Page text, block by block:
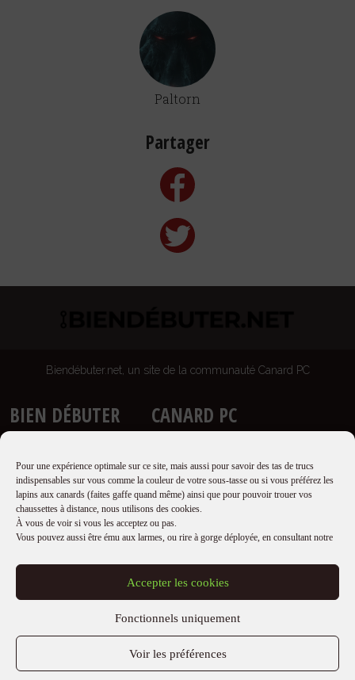
Pour une expérience optimale sur ce site, mais aussi pour savoir des tas de trucs
indispensables sur vous comme la couleur de votre sous-tasse ou si vous préférez les
lapins aux canards (faites gaffe quand même) ainsi que pour pouvoir trouer vos
chaussettes à distance, nous utilisons des cookies.
À vous de voir si vous les acceptez ou pas.
Vous pouvez aussi être ému aux larmes, ou rire à gorge déployée, en consultant notre
Accepter les cookies
Fonctionnels uniquement
Voir les préférences
Paltorn
Partager
Biendébuter.net, un site de la communauté Canard PC
BIEN DÉBUTER
Guides
Proposer un guide
Qui sommes nous ?
Mentions légales
CANARD PC
Newsletter
Boutique
Forums
Twitch
Youtube